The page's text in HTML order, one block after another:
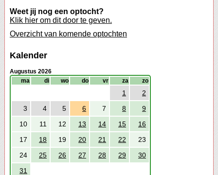
Weet jij nog een optocht?
Klik hier om dit door te geven.
Overzicht van komende optochten
Kalender
Augustus 2026
ma
di wo do vr za zo
1
2
3
4 5 6 7 8
9
10
11 12 13 14 15
16
17
18 19 20 21 22
23
24
25 26 27 28 29
30
31